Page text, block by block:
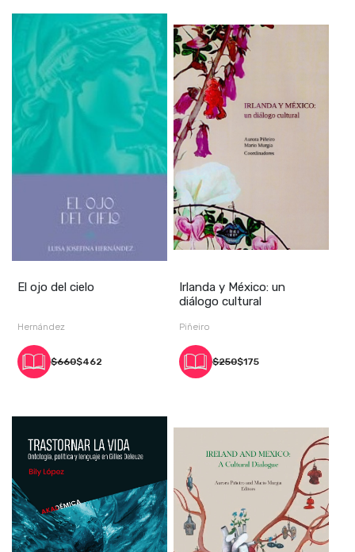
El ojo del cielo
Hernández
$660$462
Irlanda y México: un
diálogo cultural
Piñeiro
$250$175